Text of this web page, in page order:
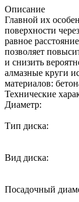
Описание
Главной их
поверхности
равное
позволяет
и снизить
алмазные круги
материалов:
Технические
Диаметр:
Тип диска:
Вид диска:
Посадочный